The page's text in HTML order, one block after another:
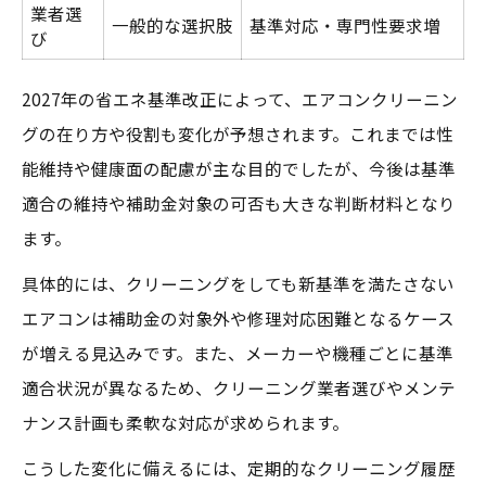
業者選
び
一般的な選択肢 基準対応・専門性要求増
2027年の省エネ基準改正によって、エアコンクリーニン
グの在り方や役割も変化が予想されます。これまでは性
能維持や健康面の配慮が主な目的でしたが、今後は基準
適合の維持や補助金対象の可否も大きな判断材料となり
ます。
具体的には、クリーニングをしても新基準を満たさない
エアコンは補助金の対象外や修理対応困難となるケース
が増える見込みです。また、メーカーや機種ごとに基準
適合状況が異なるため、クリーニング業者選びやメンテ
ナンス計画も柔軟な対応が求められます。
こうした変化に備えるには、定期的なクリーニング履歴